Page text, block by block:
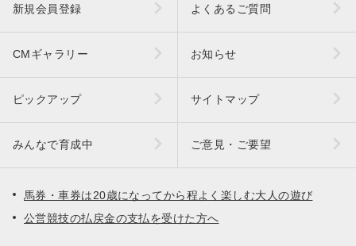
新規会員登録 よくあるご質問
CMギャラリー お知らせ
ピックアップ サイトマップ
みんなで育成中 ご意見・ご要望
馬券・車券は20歳になってから程よく楽しむ大人の遊び
公営競技の払戻金の支払を受けた方へ